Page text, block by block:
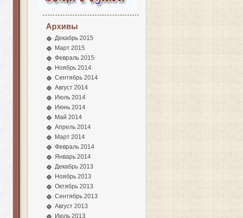
Архивы
Декабрь 2015
Март 2015
Февраль 2015
Ноябрь 2014
Сентябрь 2014
Август 2014
Июль 2014
Июнь 2014
Май 2014
Апрель 2014
Март 2014
Февраль 2014
Январь 2014
Декабрь 2013
Ноябрь 2013
Октябрь 2013
Сентябрь 2013
Август 2013
Июль 2013